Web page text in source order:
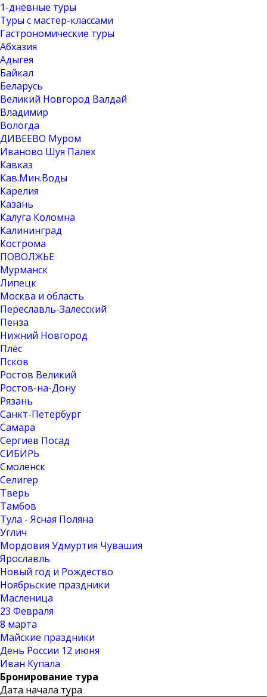
1-дневные туры
Туры с мастер-классами
Гастрономические туры
Абхазия
Адыгея
Байкал
Беларусь
Великий Новгород Валдай
Владимир
Вологда
ДИВЕЕВО Муром
Иваново Шуя Палех
Кавказ
Кав.Мин.Воды
Карелия
Казань
Калуга Коломна
Калининград
Кострома
ПОВОЛЖЬЕ
Мурманск
Липецк
Москва и область
Переславль-Залесский
Пенза
Нижний Новгород
Плёс
Псков
Ростов Великий
Ростов-на-Дону
Рязань
Санкт-Петербург
Самара
Сергиев Посад
СИБИРЬ
Смоленск
Селигер
Тверь
Тамбов
Тула - Ясная Поляна
Углич
Мордовия Удмуртия Чувашия
Ярославль
Новый год и Рождество
Ноябрьские праздники
Масленица
23 Февраля
8 марта
Майские праздники
День России 12 июня
Иван Купала
Бронирование тура
Дата начала тура